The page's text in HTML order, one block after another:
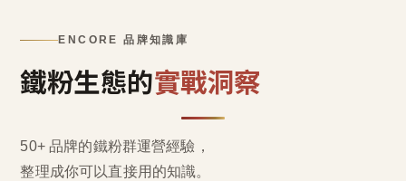
ENCORE 品牌知識庫
鐵粉生態的實戰洞察
50+ 品牌的鐵粉群運營經驗，
整理成你可以直接用的知識。